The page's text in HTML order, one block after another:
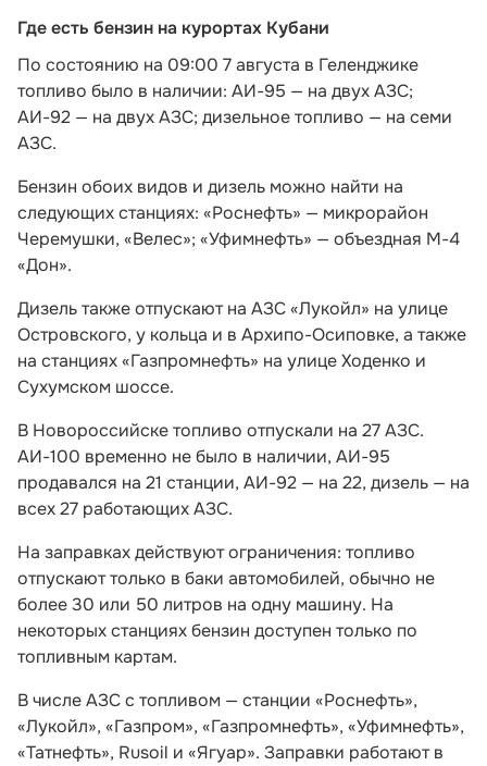
Где есть бензин на курортах Кубани
По состоянию на 09:00 7 августа в Геленджике
топливо было в наличии: АИ-95 — на двух АЗС;
АИ-92 — на двух АЗС; дизельное топливо — на семи
АЗС.
Бензин обоих видов и дизель можно найти на
следующих станциях: «Роснефть» — микрорайон
Черемушки, «Велес»; «Уфимнефть» — объездная М-4
«Дон».
Дизель также отпускают на АЗС «Лукойл» на улице
Островского, у кольца и в Архипо-Осиповке, а также
на станциях «Газпромнефть» на улице Ходенко и
Сухумском шоссе.
В Новороссийске топливо отпускали на 27 АЗС.
АИ-100 временно не было в наличии, АИ-95
продавался на 21 станции, АИ-92 — на 22, дизель — на
всех 27 работающих АЗС.
На заправках действуют ограничения: топливо
отпускают только в баки автомобилей, обычно не
более 30 или 50 литров на одну машину. На
некоторых станциях бензин доступен только по
топливным картам.
В числе АЗС с топливом — станции «Роснефть»,
«Лукойл», «Газпром», «Газпромнефть», «Уфимнефть»,
«Татнефть», Rusoil и «Ягуар». Заправки работают в